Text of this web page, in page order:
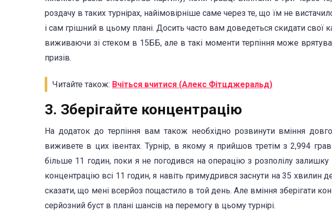
роздачу в таких турнірах, найімовірніше саме через те, що їм не
і сам грішний в цьому плані. Досить часто вам доведеться скидати свої
виживаючи зі стеком в 15ББ, але в такі моменти терпіння може
призів.
Читайте також: Вчіться вчитися (Алекс Фітцджеральд)
3. Зберігайте концентрацію
На додаток до терпіння вам також необхідно розвинути вміння
виживете в цих івентах. Турнір, в якому я прийшов третім з 2,994
більше 11 годин, поки я не погодився на операцію з розполілу залишку
концентрацію всі 11 годин, я навіть примудрився заснути на 35 хвилин
сказати, що мені всерйоз пощастило в той день. Але вміння зберігати
серйозний буст в плані шансів на перемогу в цьому турнірі.